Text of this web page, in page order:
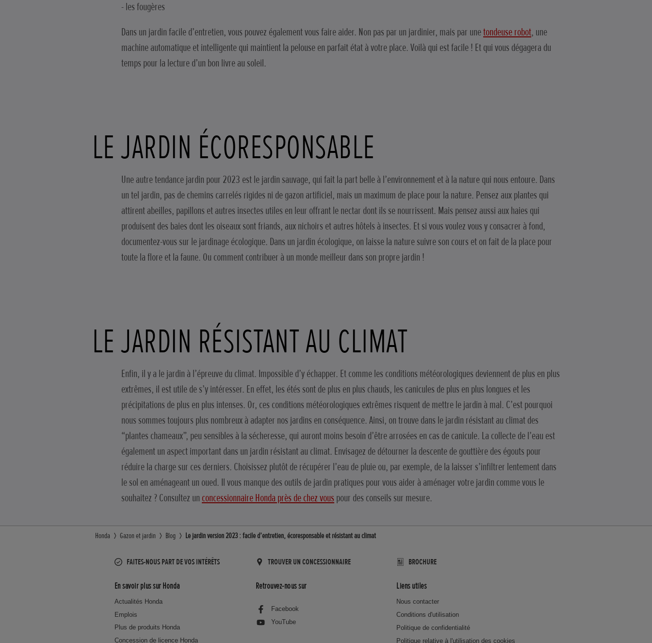
- les fougères
Dans un jardin facile d’entretien, vous pouvez également vous faire aider. Non pas par un jardinier, mais par unetondeuse robot, une
machine automatique et intelligente qui maintient la pelouse en parfait état à votre place. Voilà qui est facile ! Et qui vous dégagera du
temps pour la lecture d’un bon livre au soleil.
LE JARDIN ÉCORESPONSABLE
Une autre tendance jardin pour 2023 est le jardin sauvage, qui fait la part belle à l’environnement et à la nature qui nous entoure. Dans
un tel jardin, pas de chemins carrelés rigides ni de gazon artificiel, mais un maximum de place pour la nature. Pensez aux plantes qui
attirent abeilles, papillons et autres insectes utiles en leur offrant le nectar dont ils se nourrissent. Mais pensez aussi aux haies qui
produisent des baies dont les oiseaux sont friands, aux nichoirs et autres hôtels à insectes. Et si vous voulez vous y consacrer à fond,
documentez-vous sur le jardinage écologique. Dans un jardin écologique, on laisse la nature suivre son cours et on fait de la place pour
toute la flore et la faune. Ou comment contribuer à un monde meilleur dans son propre jardin !
LE JARDIN RÉSISTANT AU CLIMAT
Enfin, il y a le jardin à l’épreuve du climat. Impossible d’y échapper. Et comme les conditions météorologiques deviennent de plus en plus
extrêmes, il est utile de s’y intéresser. En effet, les étés sont de plus en plus chauds, les canicules de plus en plus longues et les
précipitations de plus en plus intenses. Or, ces conditions météorologiques extrêmes risquent de mettre le jardin à mal. C’est pourquoi
nous sommes toujours plus nombreux à adapter nos jardins en conséquence. Ainsi, on trouve dans le jardin résistant au climat des
“plantes chameaux”, peu sensibles à la sécheresse, qui auront moins besoin d’être arrosées en cas de canicule. La collecte de l’eau est
également un aspect important dans un jardin résistant au climat. Envisagez de détourner la descente de gouttière des égouts pour
réduire la charge sur ces derniers. Choisissez plutôt de récupérer l’eau de pluie ou, par exemple, de la laisser s’infiltrer lentement dans
le sol en aménageant un oued. Il vous manque des outils de jardin pratiques pour vous aider à aménager votre jardin comme vous le
souhaitez ? Consultez un concessionnaire Honda près de chez vous pour des conseils sur mesure.
Honda Gazon et jardin Blog Le jardin version 2023 : facile d’entretien, écoresponsable et résistant au climat
FAITES-NOUS PART DE VOS INTÉRÊTS TROUVER UN CONCESSIONNAIRE BROCHURE
En savoir plus sur Honda
Actualités Honda
Emplois
Plus de produits Honda
Concession de licence Honda
Retrouvez-nous sur
Facebook
YouTube
Liens utiles
Nous contacter
Conditions d'utilisation
Politique de confidentialité
Politique relative à l'utilisation des cookies